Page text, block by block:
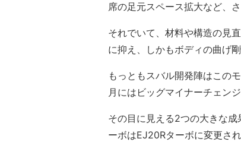
席の足元スペース拡大など、
それでいて、材料や構造の見
に抑え、しかもボディの曲げ
もっともスバル開発陣はこの
月にはビッグマイナーチェン
その目に見える2つの大きな
ーボはEJ20Rターボに変更さ